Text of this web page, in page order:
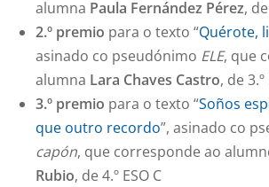
alumna Paula Fernández Pérez,
2.º premio para o texto “Quérote,
asinado co pseudónimo ELE, que
alumna Lara Chaves Castro, de 3.º
3.º premio para o texto “Soños
que outro recordo”, asinado co
capón, que corresponde ao
Rubio, de 4.º ESO C